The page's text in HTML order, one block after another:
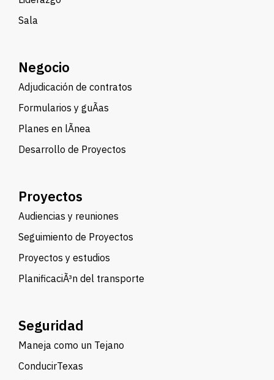
Sala
Negocio
Adjudicación de contratos
Formularios y guÃ­as
Planes en lÃ­nea
Desarrollo de Proyectos
Proyectos
Audiencias y reuniones
Seguimiento de Proyectos
Proyectos y estudios
PlanificaciÃ³n del transporte
Seguridad
Maneja como un Tejano
ConducirTexas